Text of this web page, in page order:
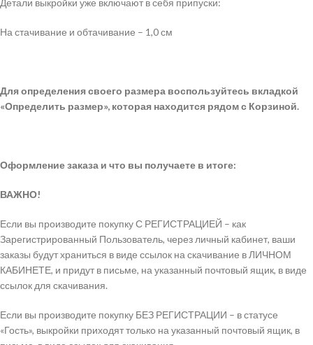
Детали выкройки уже включают в себя припуски:
На стачивание и обтачивание – 1,0 см
Для определения своего размера воспользуйтесь вкладкой
«Определить размер», которая находится рядом с Корзиной.
Оформление заказа и что вы получаете в итоге:
ВАЖНО!
Если вы производите покупку С РЕГИСТРАЦИЕЙ – как
Зарегистрированный Пользователь, через личный кабинет, ваши
заказы будут храниться в виде ссылок на скачивание в ЛИЧНОМ
КАБИНЕТЕ, и придут в письме, на указанный почтовый ящик, в виде
ссылок для скачивания.
Если вы производите покупку БЕЗ РЕГИСТРАЦИИ – в статусе
«Гость», выкройки приходят только на указанный почтовый ящик, в